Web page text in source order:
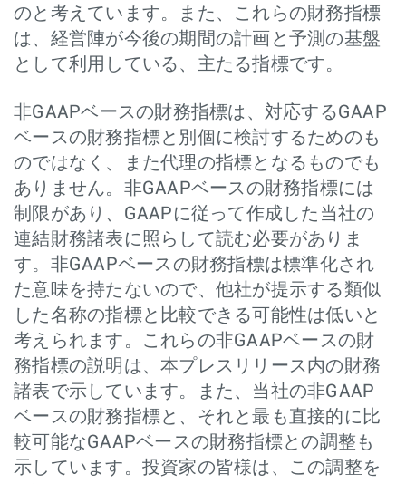
のと考えています。また、これらの財務指標
は、経営陣が今後の期間の計画と予測の基盤
として利用している、主たる指標です。
非GAAPベースの財務指標は、対応するGAAP
ベースの財務指標と別個に検討するためのも
のではなく、また代理の指標となるものでも
ありません。非GAAPベースの財務指標には
制限があり、GAAPに従って作成した当社の
連結財務諸表に照らして読む必要がありま
す。非GAAPベースの財務指標は標準化され
た意味を持たないので、他社が提示する類似
した名称の指標と比較できる可能性は低いと
考えられます。これらの非GAAPベースの財
務指標の説明は、本プレスリリース内の財務
諸表で示しています。また、当社の非GAAP
ベースの財務指標と、それと最も直接的に比
較可能なGAAPベースの財務指標との調整も
示しています。投資家の皆様は、この調整を